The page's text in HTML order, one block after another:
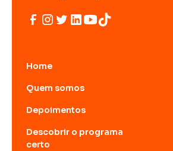
Home
Quem somos
Depoimentos
Descobrir o programa
certo